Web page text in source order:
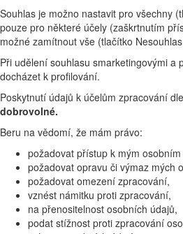
Souhlas je možno nastavit pro všechny
pouze pro některé účely (zaškrtnutím
možné zamítnout vše (tlačítko
Při udělení souhlasu smarketingovými a
docházet k profilování.
Poskytnutí údajů k účelům zpracování
dobrovolné.
Beru na vědomí, že mám právo:
požadovat přístup k mým
požadovat opravu či výmaz mých
požadovat omezení zpracování,
vznést námitku proti zpracování,
na přenositelnost osobních údajů,
podat stížnost proti zpracování